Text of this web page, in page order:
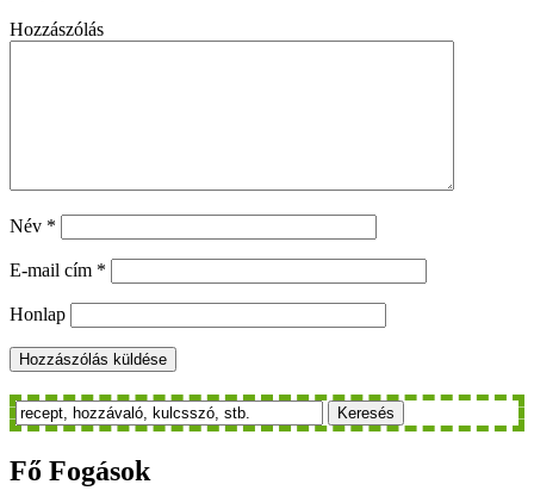
Hozzászólás
Név *
E-mail cím *
Honlap
Keresés
Fő Fogások